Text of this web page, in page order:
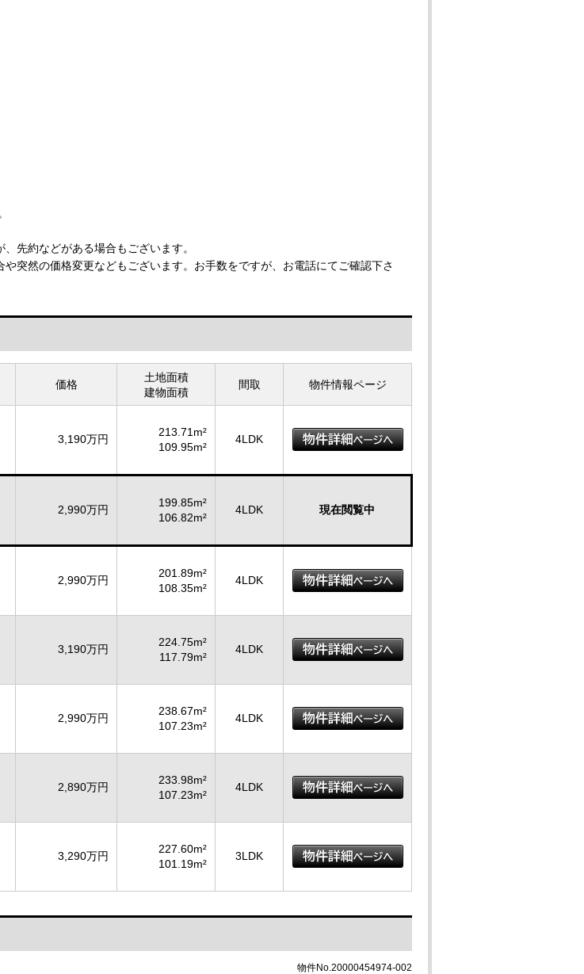
先約などがある場合もございます。
突然の価格変更などもございます。お手数をですが、お電話にてご確認下さ
価格
土地面積
建物面積
間取 物件情報ページ
3,190万円
213.71m²
109.95m²
4LDK
2,990万円
199.85m²
106.82m²
4LDK 現在閲覧中
2,990万円
201.89m²
108.35m²
4LDK
3,190万円
224.75m²
117.79m²
4LDK
2,990万円
238.67m²
107.23m²
4LDK
2,890万円
233.98m²
107.23m²
4LDK
3,290万円
227.60m²
101.19m²
3LDK
物件No.20000454974-002